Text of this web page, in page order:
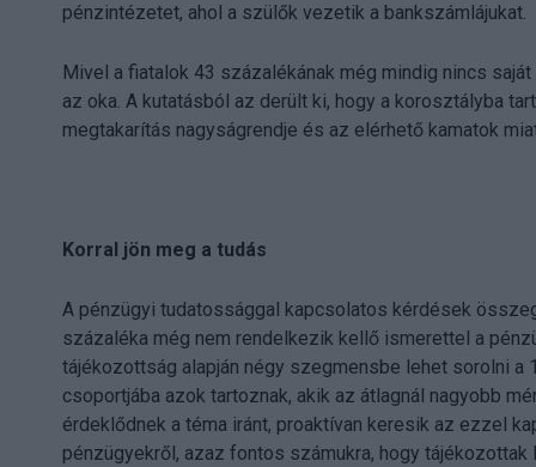
pénzintézetet, ahol a szülők vezetik a bankszámlájukat.
Mivel a fiatalok 43 százalékának még mindig nincs
az oka. A kutatásból az derült ki, hogy a korosztályba
megtakarítás nagyságrendje és az elérhető kamatok
Korral jön meg a tudás
A pénzügyi tudatossággal kapcsolatos kérdések
százaléka még nem rendelkezik kellő ismerettel a
tájékozottság alapján négy szegmensbe lehet sorolni a
csoportjába azok tartoznak, akik az átlagnál nagyobb
érdeklődnek a téma iránt, proaktívan keresik az ezzel
pénzügyekről, azaz fontos számukra, hogy